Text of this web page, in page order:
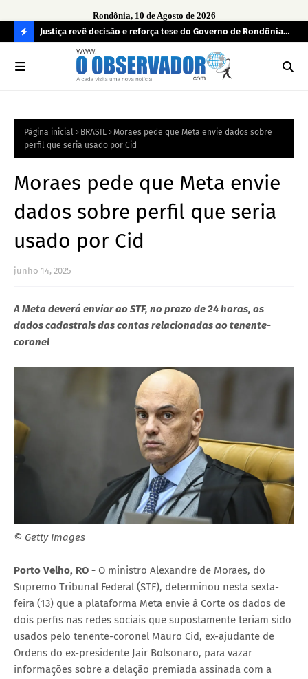
Rondônia, 10 de Agosto de 2026
O
R
Justiça revê decisão e reforça tese do Governo de Rondônia
sobre transação tributária
Página inicial BRASIL
Moraes pede que Meta envie dados sobre
perfil que seria usado por Cid
Moraes pede que Meta envie
dados sobre perfil que seria
usado por Cid
junho 14, 2025
A Meta deverá enviar ao STF, no prazo de 24 horas, os
dados cadastrais das contas relacionadas ao tenente-
coronel
© Getty Images
Porto Velho, RO - O ministro Alexandre de Moraes, do
Supremo Tribunal Federal (STF), determinou nesta sexta-
feira (13) que a plataforma Meta envie à Corte os dados de
dois perfis nas redes sociais que supostamente teriam sido
usados pelo tenente-coronel Mauro Cid, ex-ajudante de
Ordens do ex-presidente Jair Bolsonaro, para vazar
informações sobre a delação premiada assinada com a